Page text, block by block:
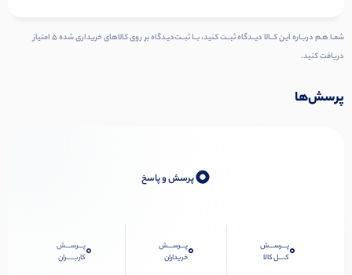
شمـا هـم دربـاره ایـن کــالا دیــدگاه ثبــت کنید، بــا ثبــت‌دیـدگاه بر روی کالاهای خریداری شده ۵ امتیاز
دریافت کنید.
پرسش‌ها
0پرسش و پاسخ
0پـــرســـش
کــــل کالا
0پـــرســـش
خریداران
0پـــرســـش
کاربـــــران